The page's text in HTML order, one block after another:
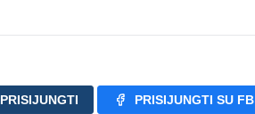
PRISIJUNGTI PRISIJUNGTI SU FB